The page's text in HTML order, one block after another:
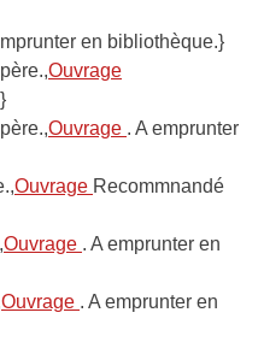
en bibliothèque.}
Ouvrage
Ouvrage . A emprunter
Ouvrage Recommnandé
Ouvrage . A emprunter en
Ouvrage . A emprunter en